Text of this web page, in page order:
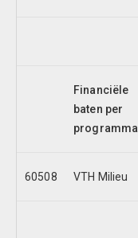
Financiële
baten per
programma
60508 VTH Milieu